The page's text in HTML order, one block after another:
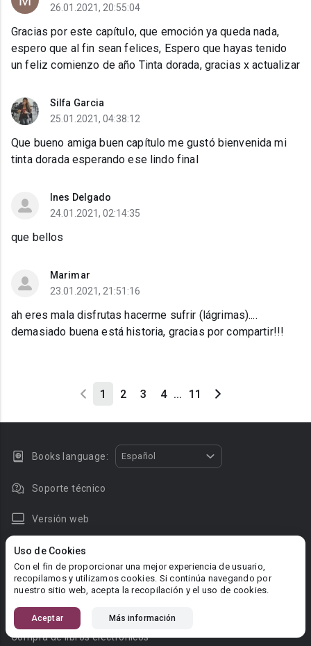
26.01.2021, 20:55:04
Gracias por este capítulo, que emoción ya queda nada,
espero que al fin sean felices, Espero que hayas tenido
un feliz comienzo de año Tinta dorada, gracias x actualizar
Silfa Garcia
25.01.2021, 04:38:12
Que bueno amiga buen capítulo me gustó bienvenida mi
tinta dorada esperando ese lindo final
Ines Delgado
24.01.2021, 02:14:35
que bellos
Marimar
23.01.2021, 21:51:16
ah eres mala disfrutas hacerme sufrir (lágrimas)....
demasiado buena está historia, gracias por compartir!!!
1 2 3 4 ... 11
Uso de Cookies
Con el fin de proporcionar una mejor experiencia de usuario,
recopilamos y utilizamos cookies. Si continúa navegando por
nuestro sitio web, acepta la recopilación y el uso de cookies.
Aceptar Más información
Books language: Español
Soporte técnico
Versión web
Noticias
Para los titulares de derechos de autor
Preguntas frecuentes de los lectores
Preguntas frecuentes de los autores
Compra de libros electrónicos